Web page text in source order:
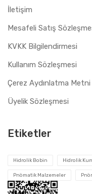
İletişim
Mesafeli Satış
KVKK Bilgilendirmesi
Kullanım Sözleşmesi
Çerez Aydınlatma Metni
Üyelik Sözleşmesi
Etiketler
Hidrolik Bobin Hidrolik
Pnömatik Malzemeler